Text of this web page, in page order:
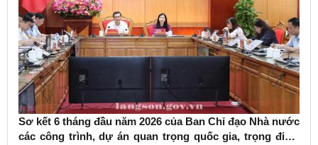
Sơ kết 6 tháng đầu năm 2026 của Ban Chỉ đạo Nhà nước
các công trình, dự án quan trọng quốc gia, trọng điểm